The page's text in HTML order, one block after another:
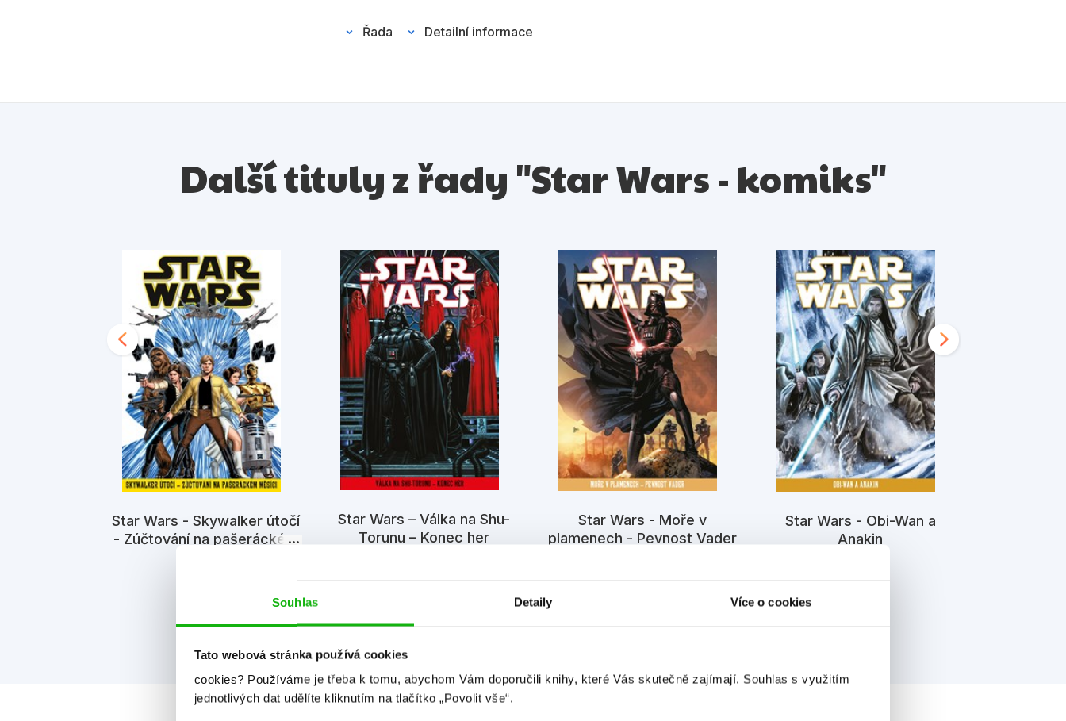
Souhlas Detaily Více o cookies
Tato webová stránka používá cookies
cookies? Používáme je třeba k tomu, abychom Vám doporučili knihy, které Vás skutečně zajímají. Souhlas s využitím
jednotlivých dat udělíte kliknutím na tlačítko „Povolit vše“.
Řada Detailní informace
Další tituly z řady "Star Wars - komiks"
Star Wars - Skywalker útočí
- Zúčtování na pašeráckém
Star Wars – Válka na Shu-
Torunu – Konec her
Star Wars - Moře v
plamenech - Pevnost Vader
Star Wars - Obi-Wan a
Anakin